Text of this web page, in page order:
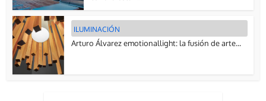
ILUMINACIÓN
Arturo Álvarez emotionallight: la fusión de arte...